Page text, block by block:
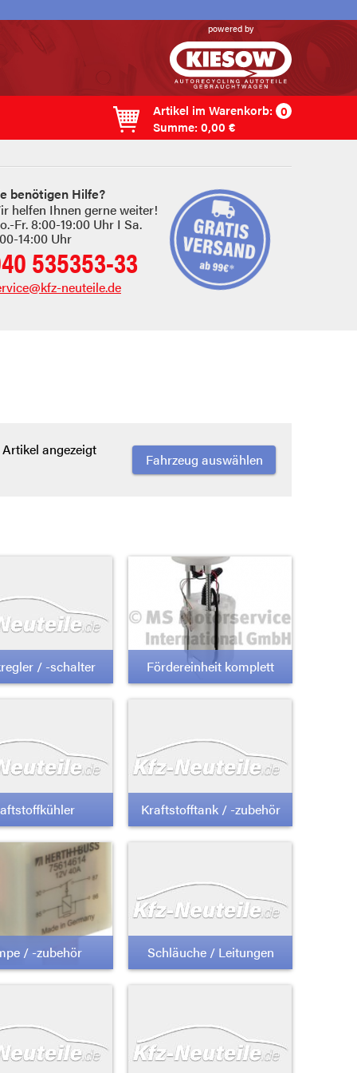
powered by
Artikel im Warenkorb: 0
Summe: 0,00 €
benötigen Hilfe?
helfen Ihnen gerne weiter!
Fr. 8:00-19:00 Uhr I Sa.
14:00 Uhr
535353-33
neuteile.de
angezeigt
Fahrzeug auswählen
/ -schalter Fördereinheit komplett
Kraftstofftank / -zubehör
/ -zubehör Schläuche / Leitungen